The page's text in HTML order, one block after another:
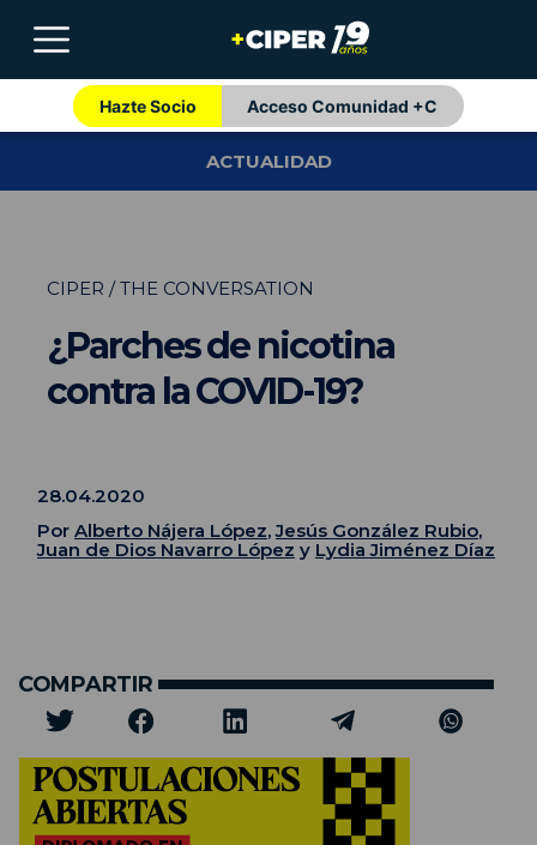
Hazte Socio Acceso Comunidad +C
ACTUALIDAD
CIPER / THE CONVERSATION
¿Parches de nicotina
contra la COVID-19?
28.04.2020
Por Alberto Nájera López,Jesús González Rubio,
Juan de Dios Navarro López y Lydia Jiménez Díaz
COMPARTIR